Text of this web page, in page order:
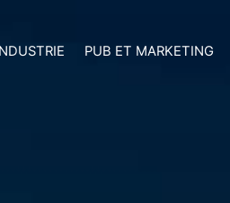
PUB ET MARKETING